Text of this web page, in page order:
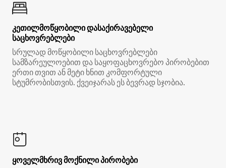
კეთილმოწყობილი დასაქირავებელი
საცხოვრებლები
სრულად მოწყობილი საცხოვრებლები
სამზარეულოებით და საყოფაცხოვრებო პირობებით
ერთი თვით ან მეტი ხნით კომფორტული
სტუმრობისთვის. ქვეიჯარას ეს ბევრად სჯობია.
ყოველმხრივ მოქნილი პირობები